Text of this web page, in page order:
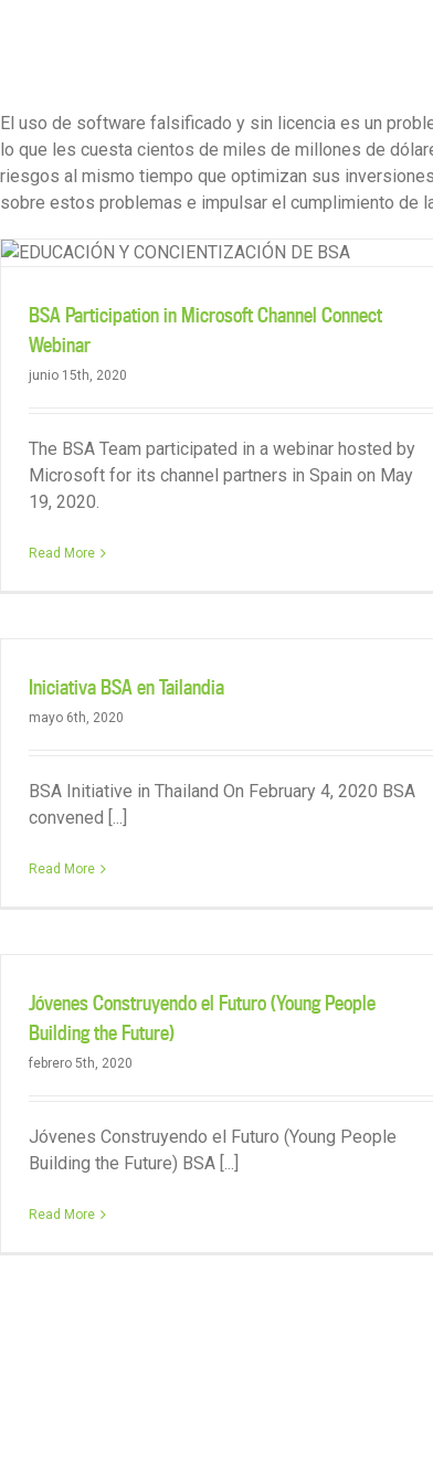
El uso de software falsificado y sin licencia es un
lo que les cuesta cientos de miles de millones de
riesgos al mismo tiempo que optimizan sus
sobre estos problemas e impulsar el cumplimiento de
BSA Participation in Microsoft Channel Connect
Webinar
junio 15th, 2020
The BSA Team participated in a webinar hosted by
Microsoft for its channel partners in Spain on May
19, 2020.
Read More
Iniciativa BSA en Tailandia
mayo 6th, 2020
BSA Initiative in Thailand On February 4, 2020 BSA
convened [...]
Read More
Jóvenes Construyendo el Futuro (Young People
Building the Future)
febrero 5th, 2020
Jóvenes Construyendo el Futuro (Young People
Building the Future) BSA [...]
Read More